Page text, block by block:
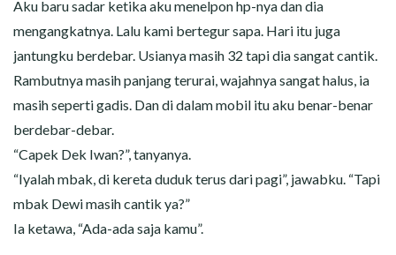
Aku baru sadar ketika aku menelpon hp-nya dan dia
mengangkatnya. Lalu kami bertegur sapa. Hari itu juga
jantungku berdebar. Usianya masih 32 tapi dia sangat cantik.
Rambutnya masih panjang terurai, wajahnya sangat halus, ia
masih seperti gadis. Dan di dalam mobil itu aku benar-benar
berdebar-debar.
“Capek Dek Iwan?”, tanyanya.
“Iyalah mbak, di kereta duduk terus dari pagi”, jawabku. “Tapi
mbak Dewi masih cantik ya?”
Ia ketawa, “Ada-ada saja kamu”.